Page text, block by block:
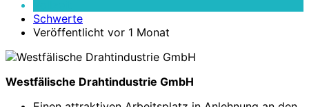
Betriebs-/
Automatisierungstechnik
Schwerte
Veröffentlicht vor 1 Monat
Westfälische Drahtindustrie GmbH